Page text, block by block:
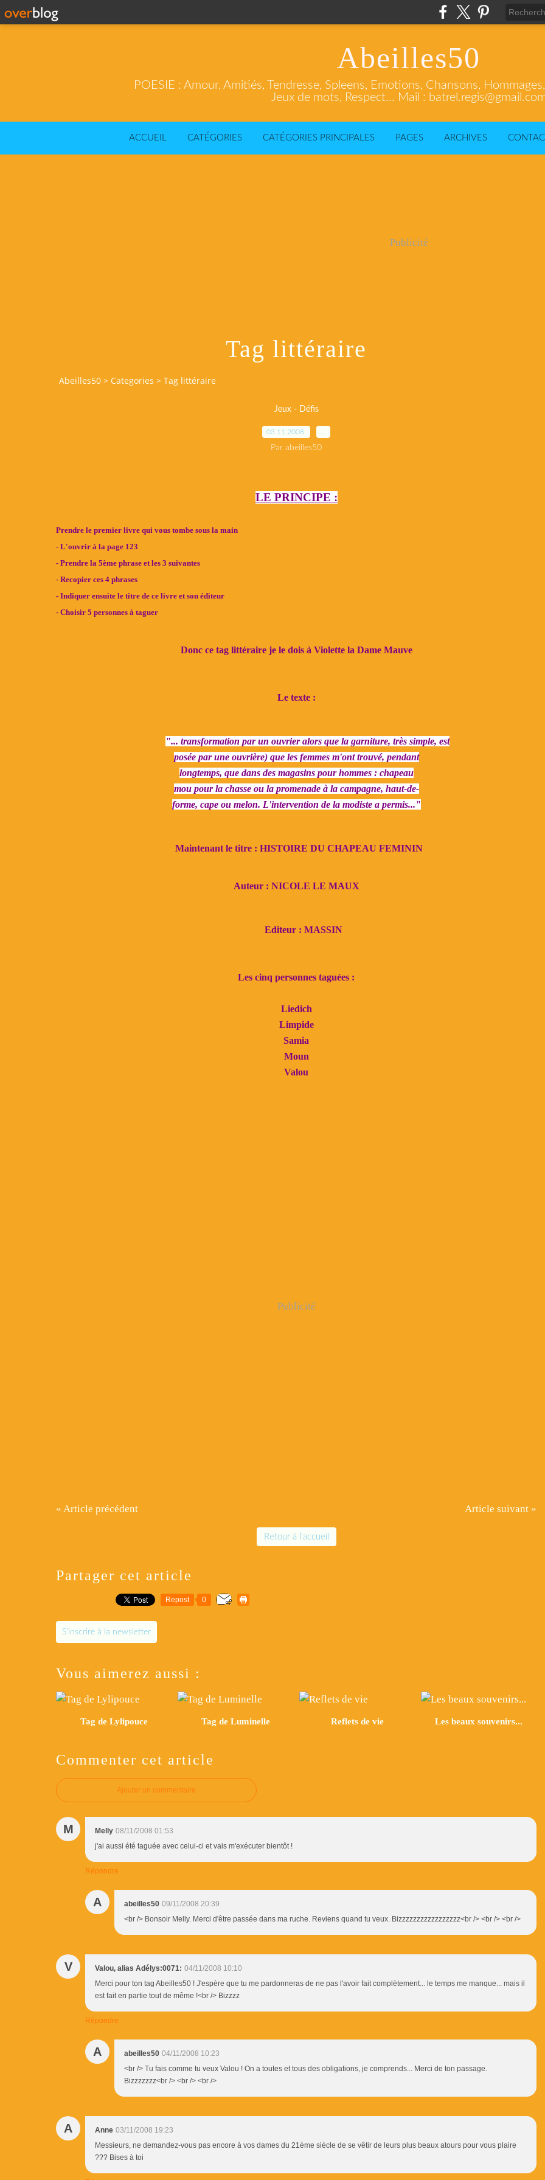
Abeilles50
POESIE : Amour, Amitiés, Tendresse, Spleens, Emotions, Chansons,
Jeux de mots, Respect... Mail :
ACCUEIL CATÉGORIES CATÉGORIES PRINCIPALES PAGES ARCHIVES
Publicité
Tag littéraire
Abeilles50 > Categories > Tag littéraire
Jeux - Défis
03.11.2008
Par abeilles50
LE PRINCIPE :
Prendre le premier livre qui vous tombe sous la main
- L'ouvrir à la page 123
- Prendre la 5ème phrase et les 3 suivantes
- Recopier ces 4 phrases
- Indiquer ensuite le titre de ce livre et son éditeur
- Choisir 5 personnes à taguer
Donc ce tag littéraire je le dois à Violette la Dame Mauve
Le texte :
"... transformation par un ouvrier alors que la garniture, très simple, est
posée par une ouvrière) que les femmes m'ont trouvé, pendant
longtemps, que dans des magasins pour hommes : chapeau
mou pour la chasse ou la promenade à la campagne, haut-de-
forme, cape ou melon. L'intervention de la modiste a permis..."
Maintenant le titre : HISTOIRE DU CHAPEAU FEMININ
Auteur : NICOLE LE MAUX
Editeur : MASSIN
Les cinq personnes taguées :
Liedich
Limpide
Samia
Moun
Valou
Publicité
« Article précédent Article suivant »
Retour à l'accueil
Partager cet article
Repost 0
S'inscrire à la newsletter
Vous aimerez aussi :
Tag de Lylipouce Tag de Luminelle Reflets de vie Les beaux souvenirs...
Commenter cet article
Ajouter un commentaire
M Melly 08/11/2008 01:53
j'ai aussi été taguée avec celui-ci et vais m'exécuter bientôt !
Répondre
A abeilles50 09/11/2008 20:39
<br /> Bonsoir Melly. Merci d'être passée dans ma ruche. Reviens quand tu veux. Bizzzzzzzzzzzzzzzzz<br /> <br /> <br />
V Valou, alias Adélys:0071: 04/11/2008 10:10
Merci pour ton tag Abeilles50 ! J'espère que tu me pardonneras de ne pas l'avoir fait complètement... le temps me manque... mais il
est fait en partie tout de même !<br /> Bizzzz
Répondre
A abeilles50 04/11/2008 10:23
<br /> Tu fais comme tu veux Valou ! On a toutes et tous des obligations, je comprends... Merci de ton passage.
Bizzzzzzz<br /> <br /> <br />
A Anne 03/11/2008 19:23
Messieurs, ne demandez-vous pas encore à vos dames du 21ème siècle de se vêtir de leurs plus beaux atours pour vous plaire
??? Bises à toi